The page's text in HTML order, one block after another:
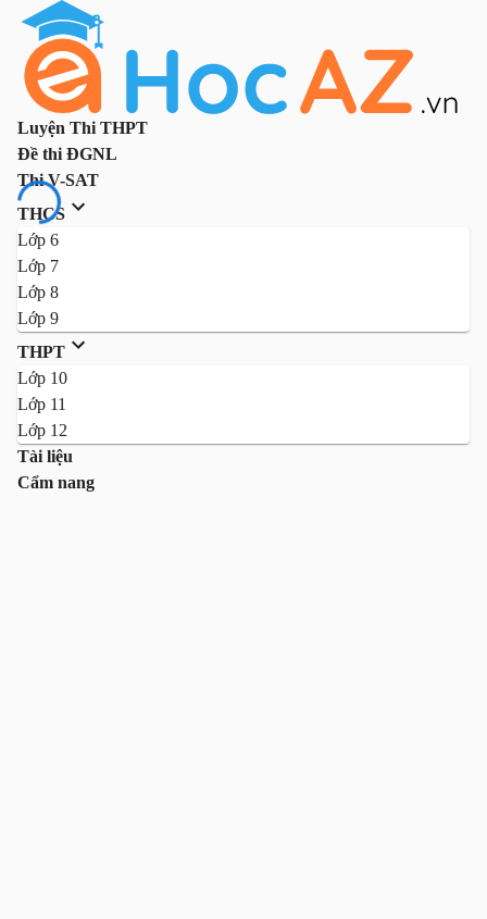
Luyện Thi THPT
Đề thi ĐGNL
Thi V-SAT
THCS
Lớp 6
Lớp 7
Lớp 8
Lớp 9
THPT
Lớp 10
Lớp 11
Lớp 12
Tài liệu
Cẩm nang